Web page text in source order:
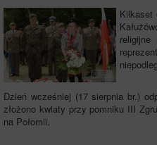
Kilkaset
Dzień wcześniej (17 sierpnia br.)
złożono kwiaty przy pomniku III
na Połomii.